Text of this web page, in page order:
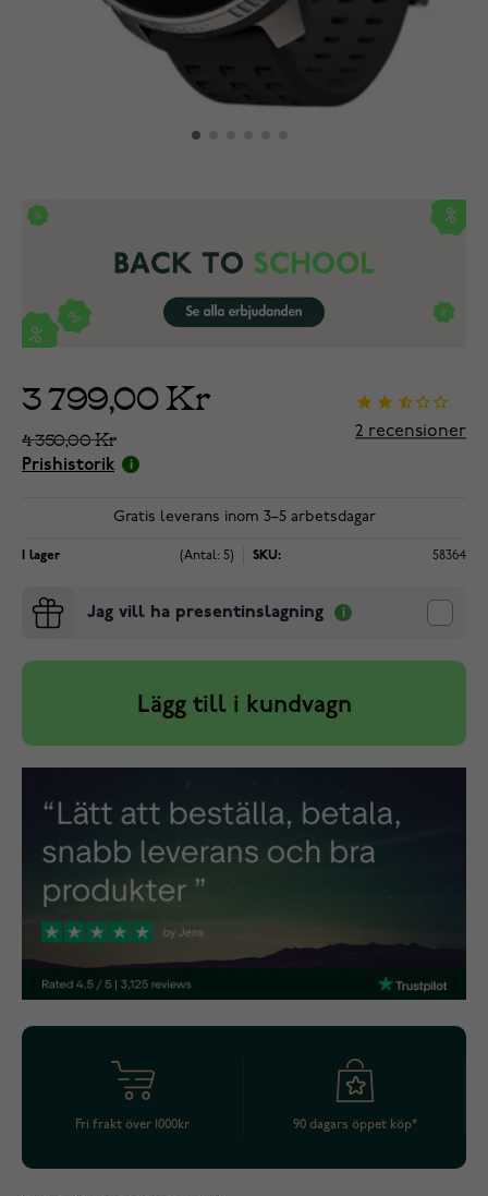
3 799,00 Kr
4 350,00 Kr
Prishistorik
2 recensioner
Gratis leverans inom 3–5 arbetsdagar
I lager (Antal: 5) SKU: 58364
Jag vill ha presentinslagning
Lägg till i kundvagn
Fri frakt över 1000kr 90 dagars öppet köp*